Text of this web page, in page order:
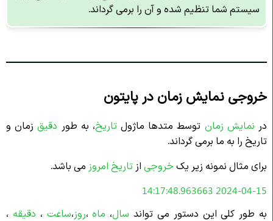
سیستم شما تنظیم شده و آن را برمی گرداند.
خروجی نمایش زمان در پایتون
در نمایش زمان توسط متدها ماژولتاریخ، به طور دقیق زمان و
تاریخ را به ما برمی گرداند.
برای مثال نمونه زیر یک خروجی از تاریخ امروز می باشد.
2024-04-15 14:17:48.963663
به طور کلی این دستور می تواند سال، ماه،روز،ساعت ، دقیقه ،